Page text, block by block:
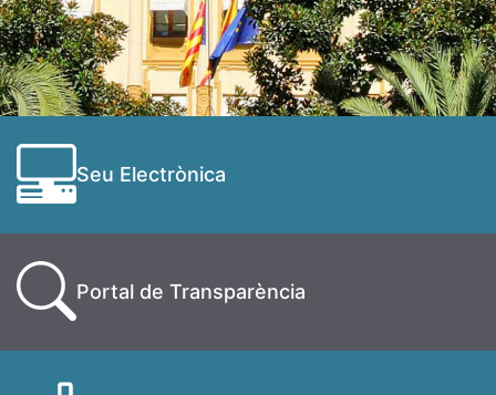
Seu Electrònica
Portal de Transparència